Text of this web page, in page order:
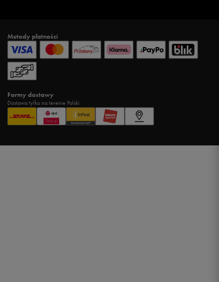
Metody płatności
Formy dostawy
Dostawa tylko na terenie Polski